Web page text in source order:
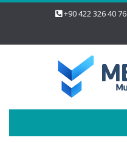
+90 422 326 40 76